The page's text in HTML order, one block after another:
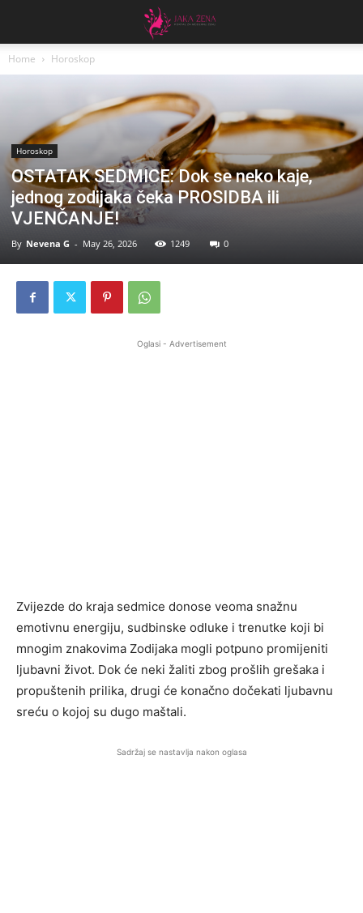
Home Horoskop
Horoskop
OSTATAK SEDMICE: Dok se neko kaje,
jednog zodijaka čeka PROSIDBA ili
VJENČANJE!
By Nevena G - May 26, 2026 1249 0
Oglasi - Advertisement
Zvijezde do kraja sedmice donose veoma snažnu
emotivnu energiju, sudbinske odluke i trenutke koji bi
mnogim znakovima Zodijaka mogli potpuno promijeniti
ljubavni život. Dok će neki žaliti zbog prošlih grešaka i
propuštenih prilika, drugi će konačno dočekati ljubavnu
sreću o kojoj su dugo maštali.
Sadržaj se nastavlja nakon oglasa